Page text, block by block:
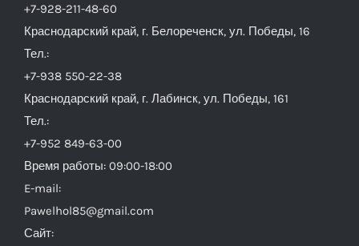
+7-928-211-48-60
Краснодарский край, г. Белореченск, ул. Победы, 16
Тел.:
+7-938 550-22-38
Краснодарский край, г. Лабинск, ул. Победы, 161
Тел.:
+7-952 849-63-00
Время работы: 09:00-18:00
E-mail:
Pawelhol85@gmail.com
Сайт: